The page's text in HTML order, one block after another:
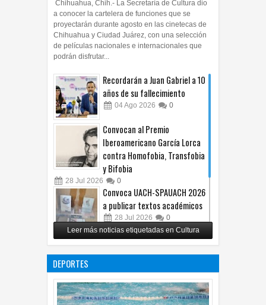
Chihuahua, Chih.- La Secretaría de Cultura dio
a conocer la cartelera de funciones que se
proyectarán durante agosto en las cinetecas de
Chihuahua y Ciudad Juárez, con una selección
de películas nacionales e internacionales que
podrán disfrutar...
Recordarán a Juan Gabriel a 10
años de su fallecimiento
04Ago 2026 0
Convocan al Premio
Iberoamericano García Lorca
contra Homofobia, Transfobia
y Bifobia
28 Jul 2026 0
Convoca UACH-SPAUACH 2026
a publicar textos académicos
28 Jul 2026 0
Copian proyecto pictórico del
exalcalde Juan Blanco
Leer más noticias etiquetadas en Cultura
DEPORTES